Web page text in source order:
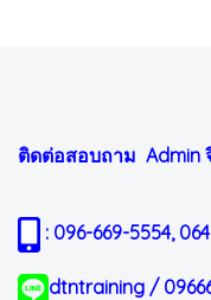
ติดต่อสอบถาม Admin
: 096-669-5554,
dtntraining /